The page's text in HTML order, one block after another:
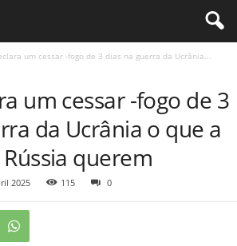
um cessar -fogo de 3 dias na guerra da Ucrânia...
um cessar -fogo de 3
da Ucrânia o que a
querem
2025 115 0